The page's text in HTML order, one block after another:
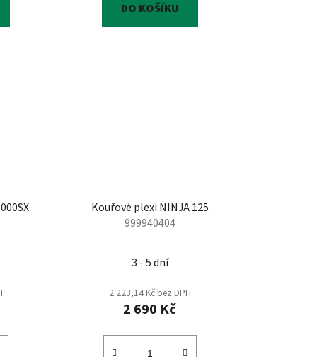
DO KOŠÍKU
Kouřové plexi NINJA 125
999940404
3 - 5 dní
2 223,14 Kč bez DPH
2 690 Kč